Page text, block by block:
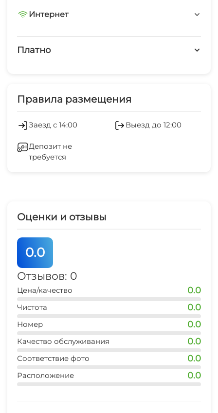
Трансфер платно
Интернет Wi-Fi
Есть трансфер
Работает круглогодично
Семейные номера
Интернет
Wi-Fi интернет на всей территории
Платно
Гладильные принадлежности
Правила размещения
Заезд с 14:00 Выезд до 12:00
Депозит не
требуется
Оценки и отзывы
0.0
Отзывов: 0
Цена/качество 0.0
Чистота 0.0
Номер 0.0
Качество обслуживания 0.0
Соответствие фото 0.0
Расположение 0.0